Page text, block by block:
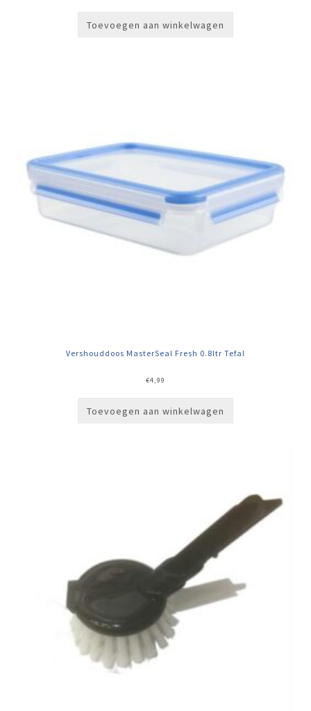
Toevoegen aan winkelwagen
Vershouddoos MasterSeal Fresh 0.8ltr Tefal
€4,99
Toevoegen aan winkelwagen